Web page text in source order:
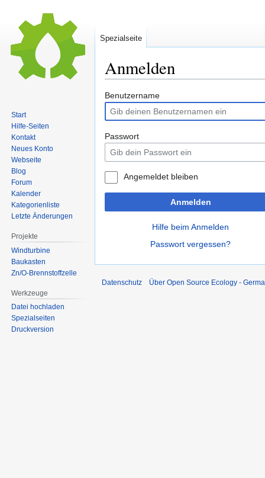
Anmelden
Zur
Navigation
springen
Zur
Suche
springen
Benutzername
Passwort
Angemeldet bleiben
Anmelden
Hilfe beim Anmelden
Passwort vergessen?
Spezialseite
Start
Hilfe-Seiten
Kontakt
Neues Konto
Webseite
Blog
Forum
Kalender
Kategorienliste
Letzte Änderungen
Projekte
Windturbine
Baukasten
Zn/O-Brennstoffzelle
Werkzeuge
Datei hochladen
Spezialseiten
Druckversion
Datenschutz Über Open Source Ecology -